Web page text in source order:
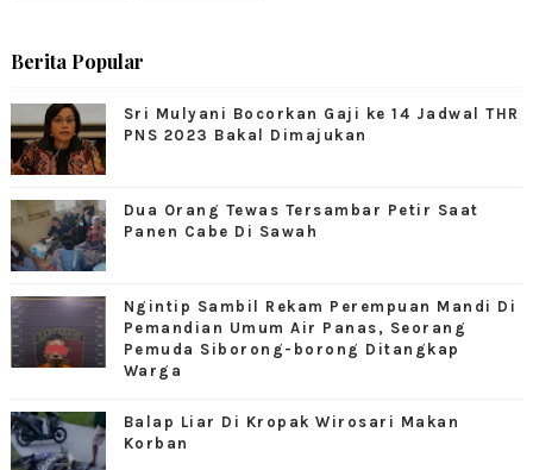
Berita Popular
Sri Mulyani Bocorkan Gaji ke 14 Jadwal THR
PNS 2023 Bakal Dimajukan
Dua Orang Tewas Tersambar Petir Saat
Panen Cabe Di Sawah
Ngintip Sambil Rekam Perempuan Mandi Di
Pemandian Umum Air Panas, Seorang
Pemuda Siborong-borong Ditangkap
Warga
Balap Liar Di Kropak Wirosari Makan
Korban